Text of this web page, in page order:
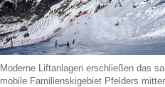
Moderne Liftanlagen erschließen das
mobile Familienskigebiet Pfelders